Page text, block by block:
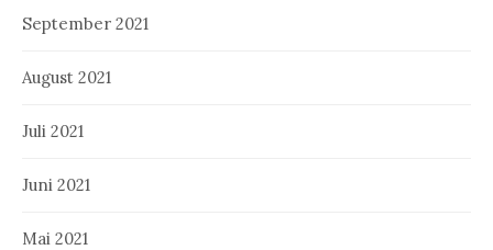
September 2021
August 2021
Juli 2021
Juni 2021
Mai 2021